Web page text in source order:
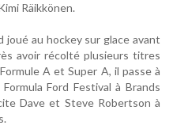
Räikkönen.
joué au hockey sur glace avant
avoir récolté plusieurs titres
A et Super A, il passe à
Ford Festival à Brands
Dave et Steve Robertson à